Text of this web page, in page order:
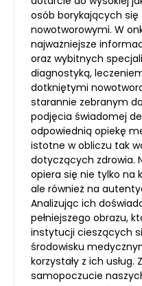
osób borykających
nowotworowymi. W
najważniejsze
oraz wybitnych
diagnostyką,
dotkniętymi
starannie zebranym
podjęcia świadomej
odpowiednią opiekę
istotne w obliczu tak
dotyczących zdrowia.
opiera się nie tylko na
ale również na
Analizując ich
pełniejszego obrazu,
instytucji cieszących
środowisku
korzystały z ich
samopoczucie